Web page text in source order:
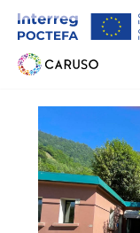
content
Panneau de gestion